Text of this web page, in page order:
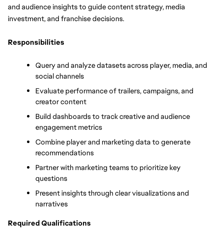
and audience insights to guide content strategy, media
investment, and franchise decisions.
Responsibilities
Query and analyze datasets across player, media, and
social channels
Evaluate performance of trailers, campaigns, and
creator content
Build dashboards to track creative and audience
engagement metrics
Combine player and marketing data to generate
recommendations
Partner with marketing teams to prioritize key
questions
Present insights through clear visualizations and
narratives
Required Qualifications